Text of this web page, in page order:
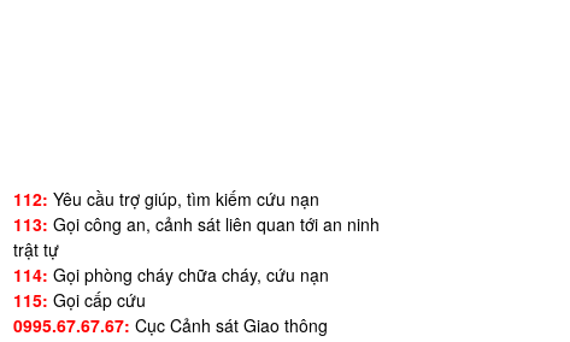
112: Yêu cầu trợ giúp, tìm kiếm cứu nạn
113: Gọi công an, cảnh sát liên quan tới an ninh
trật tự
114: Gọi phòng cháy chữa cháy, cứu nạn
115: Gọi cấp cứu
0995.67.67.67: Cục Cảnh sát Giao thông